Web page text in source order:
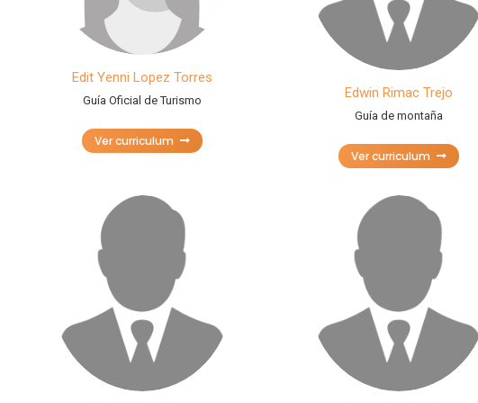
Edit Yenni Lopez Torres
Guía Oficial de Turismo
Ver curriculum
Edwin Rimac Trejo
Guía de montaña
Ver curriculum